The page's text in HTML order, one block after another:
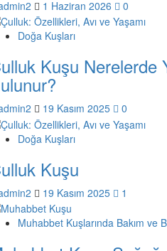
1 Haziran 2026 0
Doğa Kuşları
Kuşu Nerelerde
19 Kasım 2025 0
Doğa Kuşları
Kuşu
19 Kasım 2025 1
Muhabbet Kuşlarında Bakım ve